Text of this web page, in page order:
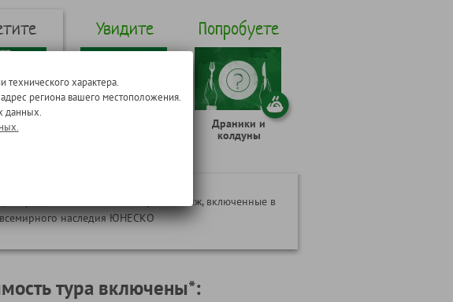
Мир и
Увидите Попробуете
Драники и
колдуны
средневековые замки Мир и Несвиж, включенные в
наследия ЮНЕСКО
тура включены*:
характера.
региона вашего местоположения.
данных.